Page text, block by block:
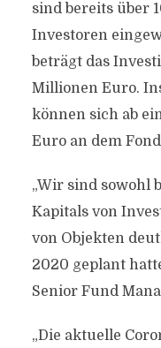
sind bereits über
Investoren
beträgt das
Millionen Euro.
können sich ab
Euro an dem
„Wir sind sowohl
Kapitals von
von Objekten
2020 geplant
Senior Fund
„Die aktuelle